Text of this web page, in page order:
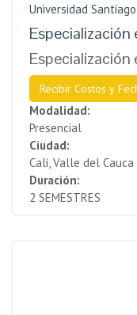
Universidad
Especialización
Especialización
Recibir Costos y
Modalidad:
Presencial
Ciudad:
Cali, Valle del Cauca
Duración:
2 SEMESTRES